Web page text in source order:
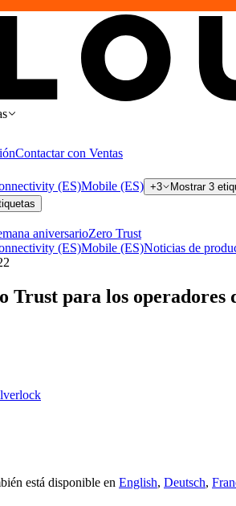
Contactar con Ventas
(ES)Mobile (ES) +3
Mostrar 3
aniversarioZero Trust
(ES)Mobile (ES)Noticias de
Trust para los operadores
está disponible en English, Deutsch,